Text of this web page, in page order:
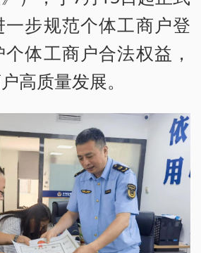
步规范个体工商户登
体工商户合法权益，
高质量发展。